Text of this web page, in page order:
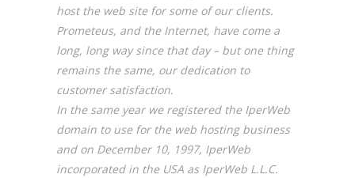
host the web site for some of our clients.
Prometeus, and the Internet, have come a
long, long way since that day – but one thing
remains the same, our dedication to
customer satisfaction.
In the same year we registered the IperWeb
domain to use for the web hosting business
and on December 10, 1997, IperWeb
incorporated in the USA as IperWeb L.L.C.